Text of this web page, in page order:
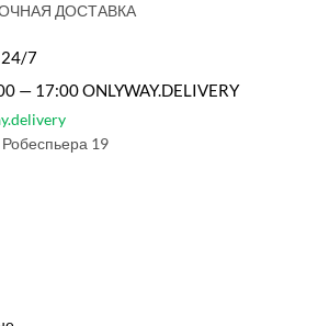
ДОСТАВКА
7
— 17:00 ONLYWAY.DELIVERY
19